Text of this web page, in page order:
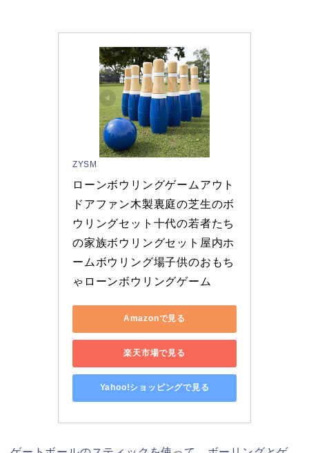
ZYSM
ローンボウリングゲームアウト
ドアファン木製裏庭の芝生のボ
ウリングセット十代の若者たち
の家族ボウリングセット屋内ホ
ームボウリング場子供のおもち
ゃローンボウリングゲーム
Amazonで見る
楽天市場で見る
Yahoo!ショッピングで見る